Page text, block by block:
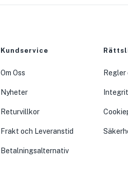
Kundservice
Om Oss
Nyheter
Returvillkor
Frakt och Leveranstid
Betalningsalternativ